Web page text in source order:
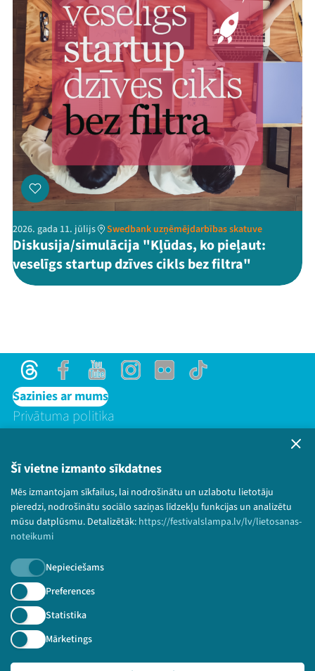
Šī vietne izmanto sīkdatnes
Mēs izmantojam sīkfailus, lai nodrošinātu un uzlabotu lietotāju
pieredzi, nodrošinātu sociālo saziņas līdzekļu funkcijas un analizētu
mūsu datplūsmu. Detalizētāk: https://festivalslampa.lv/lv/lietosanas-
noteikumi
Nepieciešams
Preferences
Statistika
Mārketings
2026. gada 11. jūlijs Swedbank uzņēmējdarbības skatuve
Diskusija/simulācija "Kļūdas, ko pieļaut:
veselīgs startup dzīves cikls bez filtra"
ThreadsFacebookYoutubeInstagram
Flick TikTok
Sazinies ar mums
Privātuma politika
© 2026 Sarunu festivāls LAMPA Visas tiesības
paturētas.
Piesakies jaunumiem!
Nepalaid garām aktuālāko informāciju!
Pieteikties